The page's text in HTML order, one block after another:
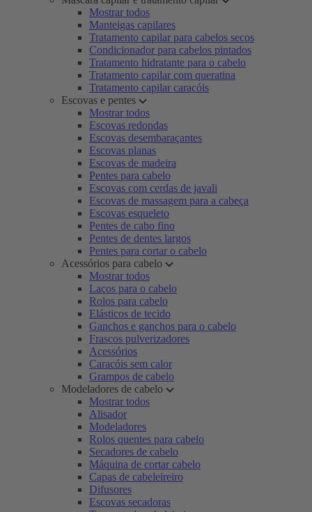
Mostrar todos
Manteigas capilares
Tratamento capilar para cabelos secos
Condicionador para cabelos pintados
Tratamento hidratante para o cabelo
Tratamento capilar com queratina
Tratamento capilar caracóis
Escovas e pentes
Mostrar todos
Escovas redondas
Escovas desembaraçantes
Escovas planas
Escovas de madeira
Pentes para cabelo
Escovas com cerdas de javali
Escovas de massagem para a cabeça
Escovas esqueleto
Pentes de cabo fino
Pentes de dentes largos
Pentes para cortar o cabelo
Acessórios para cabelo
Mostrar todos
Laços para o cabelo
Rolos para cabelo
Elásticos de tecido
Ganchos e ganchos para o cabelo
Frascos pulverizadores
Acessórios
Caracóis sem calor
Grampos de cabelo
Modeladores de cabelo
Mostrar todos
Alisador
Modeladores
Rolos quentes para cabelo
Secadores de cabelo
Máquina de cortar cabelo
Capas de cabeleireiro
Difusores
Escovas secadoras